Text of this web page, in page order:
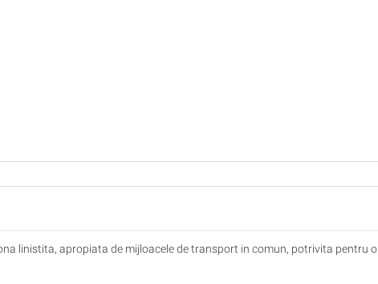
linistita, apropiata de mijloacele de transport in comun, potrivita pentru o